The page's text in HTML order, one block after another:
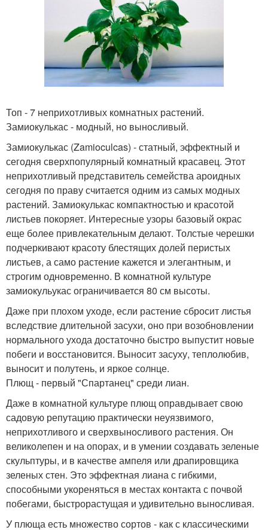
Топ - 7 неприхотливых комнатных растений.
Замиокулькас - модный, но выносливый.
Замиокулькас (Zamioculcas) - статный, эффектный и
сегодня сверхпопулярный комнатный красавец. Этот
неприхотливый представитель семейства ароидных
сегодня по праву считается одним из самых модных
растений. Замиокулькас компактностью и красотой
листьев покоряет. Интересные узоры базовый окрас
еще более привлекательным делают. Толстые черешки
подчеркивают красоту блестящих долей перистых
листьев, а само растение кажется и элегантным, и
строгим одновременно. В комнатной культуре
замиокульукас ограничивается 80 см высоты.
Даже при плохом уходе, если растение сбросит листья
вследствие длительной засухи, оно при возобновлении
нормального ухода достаточно быстро выпустит новые
побеги и восстановится. Выносит засуху, теплолюбив,
выносит и полутень, и яркое солнце.
Плющ - первый "Спартанец" среди лиан.
Даже в комнатной культуре плющ оправдывает свою
садовую репутацию практически неуязвимого,
неприхотливого и сверхвыносливого растения. Он
великолепен и на опорах, и в умении создавать зеленые
скульптуры, и в качестве ампеля или драпировщика
зеленых стен. Это эффектная лиана с гибкими,
способными укореняться в местах контакта с почвой
побегами, быстрорастущая и удивительно выносливая.
У плюща есть множество сортов - как с классическими